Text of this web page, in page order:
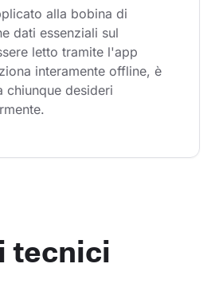
alla bobina di
dati essenziali sul
letto tramite l'app
interamente offline, è
chiunque desideri
tecnici